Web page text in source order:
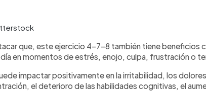
que, este ejercicio 4-7-8 también tiene beneficios
en momentos de estrés, enojo, culpa, frustración o
impactar positivamente en la irritabilidad, los
el deterioro de las habilidades cognitivas, el